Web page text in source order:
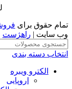
تمام حقوق برای
وب سایت | راهژست
انتخاب دسته بندی
الکترو ویبره
اروپایی